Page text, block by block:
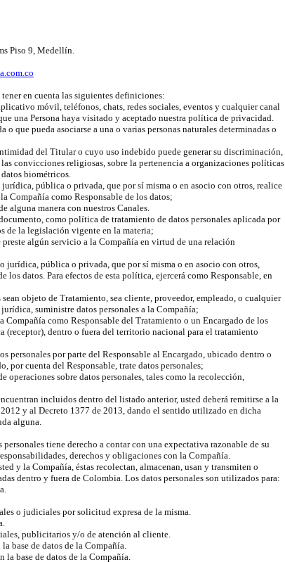
Piso 9, Medellín.
en cuenta las siguientes definiciones:
móvil, teléfonos, chats, redes sociales, eventos y cualquier canal
una Persona haya visitado y aceptado nuestra política de privacidad.
que pueda asociarse a una o varias personas naturales determinadas o
del Titular o cuyo uso indebido puede generar su discriminación,
convicciones religiosas, sobre la pertenencia a organizaciones políticas
biométricos.
jurídica, pública o privada, que por sí misma o en asocio con otros, realice
Compañía como Responsable de los datos;
alguna manera con nuestros Canales.
como política de tratamiento de datos personales aplicada por
de la legislación vigente en la materia;
algún servicio a la Compañía en virtud de una relación
jurídica, pública o privada, que por sí misma o en asocio con otros,
los datos. Para efectos de esta política, ejercerá como Responsable, en
objeto de Tratamiento, sea cliente, proveedor, empleado, o cualquier
suministre datos personales a la Compañía;
Compañía como Responsable del Tratamiento o un Encargado de los
(receptor), dentro o fuera del territorio nacional para el tratamiento
personales por parte del Responsable al Encargado, ubicado dentro o
por cuenta del Responsable, trate datos personales;
operaciones sobre datos personales, tales como la recolección,
incluidos dentro del listado anterior, usted deberá remitirse a la
y al Decreto 1377 de 2013, dando el sentido utilizado en dicha
alguna.
tiene derecho a contar con una expectativa razonable de su
derechos y obligaciones con la Compañía.
y la Compañía, éstas recolectan, almacenan, usan y transmiten o
dentro y fuera de Colombia. Los datos personales son utilizados para:
o judiciales por solicitud expresa de la misma.
publicitarios y/o de atención al cliente.
base de datos de la Compañía.
la base de datos de la Compañía.